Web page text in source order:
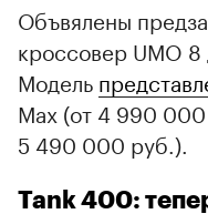
Объвялены
кроссовер UMO 8
Модель
Max (от 4 990
5 490 000 руб.).
Tank 400: